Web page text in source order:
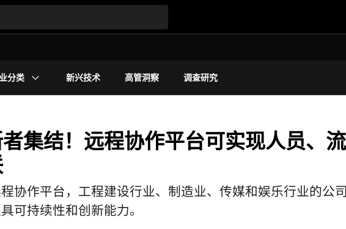
分类 新兴技术 高管洞察 调查研究
集结！远程协作平台可实现人员、
协作平台，工程建设行业、制造业、传媒和娱乐行业的公
可持续性和创新能力。